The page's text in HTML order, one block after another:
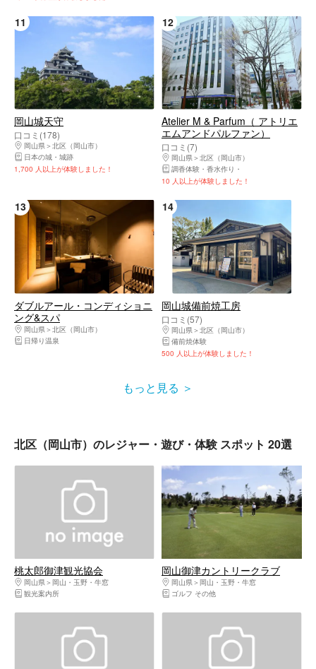
11
岡山城天守
口コミ(178)
岡山県
北区（岡山市）
日本の城・城跡
1,700 人以上が体験しました！
12
Atelier M & Parfum（ アトリエ
エムアンドパルファン）
口コミ(7)
岡山県
北区（岡山市）
調香体験・香水作り
10 人以上が体験しました！
13
ダブルアール・コンディショニ
ング&スパ
岡山県
北区（岡山市）
日帰り温泉
14
岡山城備前焼工房
口コミ(57)
岡山県
北区（岡山市）
備前焼体験
500 人以上が体験しました！
もっと見る
北区（岡山市）のレジャー・遊び・体験 スポット 20選
桃太郎御津観光協会
岡山県
岡山・玉野・牛窓
観光案内所
岡山御津カントリークラブ
岡山県
岡山・玉野・牛窓
ゴルフ その他